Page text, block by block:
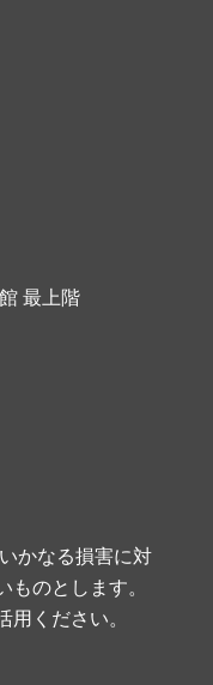
最上階
かなる損害に対
ものとします。
用ください。